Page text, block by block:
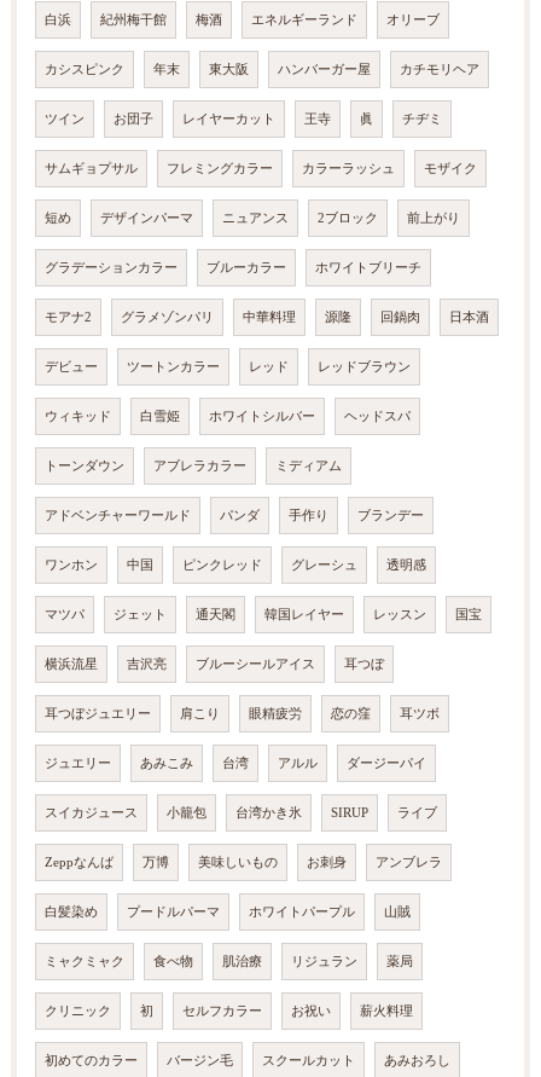
白浜 紀州梅干館 梅酒 エネルギーランド オリーブ
カシスピンク 年末 東大阪 ハンバーガー屋 カチモリヘア
ツイン お団子 レイヤーカット 王寺 眞 チヂミ
サムギョプサル フレミングカラー カラーラッシュ モザイク
短め デザインパーマ ニュアンス 2ブロック 前上がり
グラデーションカラー ブルーカラー ホワイトブリーチ
モアナ2 グラメゾンパリ 中華料理 源隆 回鍋肉 日本酒
デビュー ツートンカラー レッド レッドブラウン
ウィキッド 白雪姫 ホワイトシルバー ヘッドスパ
トーンダウン アブレラカラー ミディアム
アドベンチャーワールド パンダ 手作り ブランデー
ワンホン 中国 ピンクレッド グレーシュ 透明感
マツパ ジェット 通天閣 韓国レイヤー レッスン 国宝
横浜流星 吉沢亮 ブルーシールアイス 耳つぼ
耳つぼジュエリー 肩こり 眼精疲労 恋の窪 耳ツボ
ジュエリー あみこみ 台湾 アルル ダージーパイ
スイカジュース 小籠包 台湾かき氷 SIRUP ライブ
Zeppなんば 万博 美味しいもの お刺身 アンブレラ
白髪染め プードルパーマ ホワイトパープル 山賊
ミャクミャク 食べ物 肌治療 リジュラン 薬局
クリニック 初 セルフカラー お祝い 薪火料理
初めてのカラー バージン毛 スクールカット あみおろし